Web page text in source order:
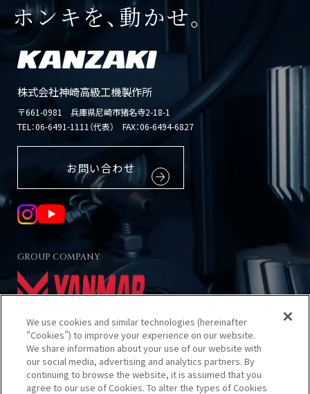
株式会社神崎高級工機製作所
〒661-0981 兵庫県尼崎市猪名寺2-18-1
TEL：06-6491-1111（代表） FAX：06-6494-6827
お問い合わせ
GROUP COMPANY
当サイトのご利用について
プライバシーポリシー
ホンキを、動かせ。
We use cookies and similar technologies (hereinafter
“Cookies”) to improve your experience on our website.
We share information about your use of our website with
our social media, advertising and analytics partners. By
continuing to browse the website, it is assumed that you
agree to our use of Cookies. To alter the types of Cookies